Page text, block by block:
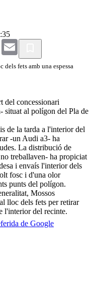
Facebook
Email
fets amb una espessa
del concessionari
al polígon del Pla de
de la tarda a l'interior del
-un Audi a3- ha
La distribució de
treballaven- ha propiciat
i envaís l'interior dels
fosc i d'una olor
punts del polígon.
Mossos
lloc dels fets per retirar
l'interior del recinte.
de Google